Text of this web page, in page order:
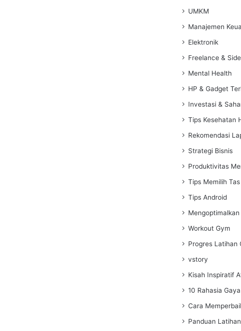
UMKM
Manajemen
Elektronik
Freelance &
Mental Health
HP & Gadget
Investasi &
Tips Kesehatan
Rekomendasi
Strategi Bisnis
Produktivitas
Tips Memilih
Tips Android
Workout Gym
Progres Latihan
vstory
Kisah Inspiratif
10 Rahasia
Cara
Panduan